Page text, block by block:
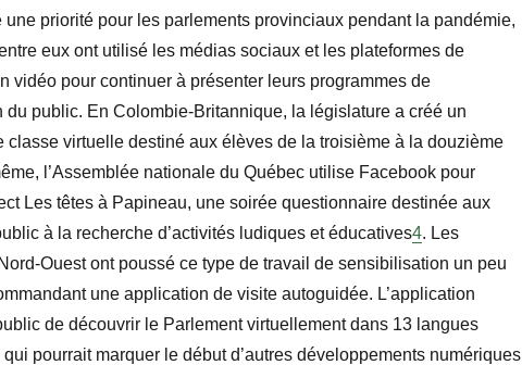
une priorité pour les parlements provinciaux pendant la pandémie,
eux ont utilisé les médias sociaux et les plateformes de
vidéo pour continuer à présenter leurs programmes de
du public. En Colombie-Britannique, la législature a créé un
classe virtuelle destiné aux élèves de la troisième à la douzième
l’Assemblée nationale du Québec utilise Facebook pour
Les têtes à Papineau, une soirée questionnaire destinée aux
à la recherche d’activités ludiques et éducatives4. Les
Ouest ont poussé ce type de travail de sensibilisation un peu
une application de visite autoguidée. L’application
de découvrir le Parlement virtuellement dans 13 langues
pourrait marquer le début d’autres développements numériques